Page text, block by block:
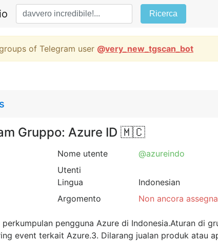
Ricerca
of Telegram user @very_new_tgscan_bot
Gruppo: Azure ID 🇲🇨
Nome utente
@azureindo
Utenti
Lingua
Indonesian
Argomento
Non ancora
perkumpulan pengguna Azure di Indonesia.Aturan di
event terkait Azure.3. Dilarang jualan produk atau